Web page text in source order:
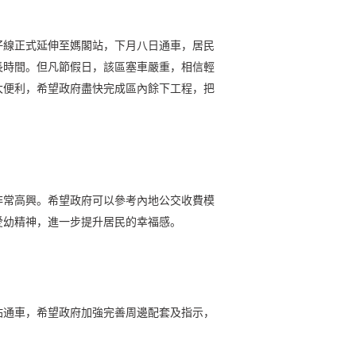
正式延伸至媽閣站，下月八日通車，居民
間。但凡節假日，該區塞車嚴重，相信輕
利，希望政府盡快完成區內餘下工程，把
高興。希望政府可以參考內地公交收費模
精神，進一步提升居民的幸福感。
車，希望政府加強完善周邊配套及指示，